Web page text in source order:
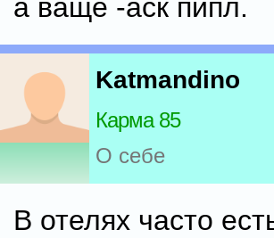
а ваще -аск пипл.
Katmandino
Карма 85
О себе
В отелях часто